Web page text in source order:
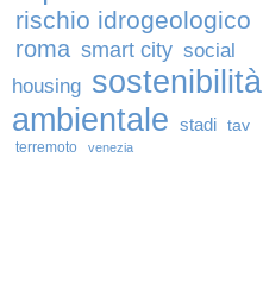
rischio idrogeologico
roma smart city social
housing sostenibilità
ambientale stadi tav
terremoto venezia